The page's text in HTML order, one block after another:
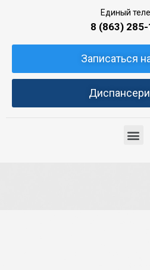
Единый
8 (863)
Записаться